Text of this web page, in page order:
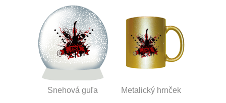
Snehová guľa Metalický hrnček